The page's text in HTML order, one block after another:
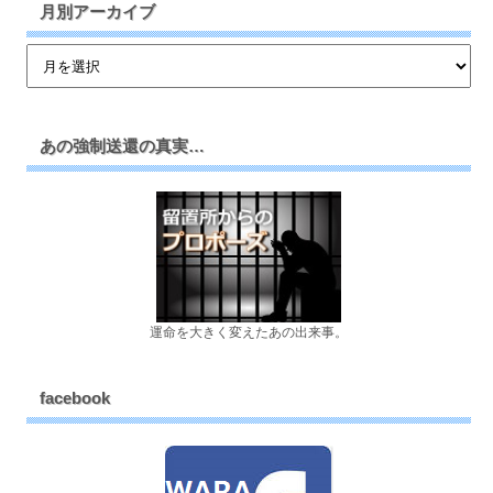
月別アーカイブ
あの強制送還の真実…
運命を大きく変えたあの出来事。
facebook